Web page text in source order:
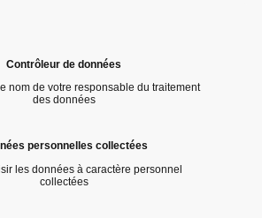
Contrôleur de données
nom de votre responsable du traitement
des données
personnelles collectées
les données à caractère personnel
collectées